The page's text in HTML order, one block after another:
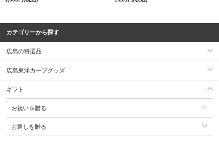
カテゴリーから探す
広島の特選品
広島東洋カープグッズ
ギフト
お祝いを贈る
お返しを贈る